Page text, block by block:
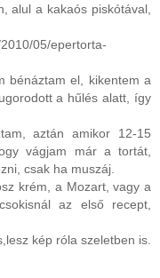
alul a kakaós piskótával,
05/epertorta-
bénáztam el, kikentem a
a hűlés alatt, így
aztán amikor 12-15
vágjam már a tortát,
csak ha muszáj.
krém, a Mozart, vagy a
az első recept,
kép róla szeletben is.